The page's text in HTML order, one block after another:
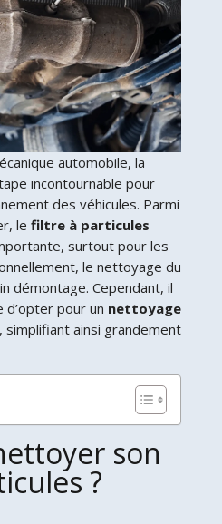
automobile, la
incontournable pour
des véhicules. Parmi
le filtre à particules
surtout pour les
le nettoyage du
démontage. Cependant, il
pour un nettoyage
simplifiant ainsi grandement
son
?